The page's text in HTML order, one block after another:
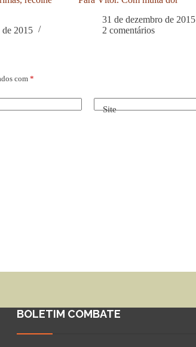
de 2015
31 de dezembro de 2015
2 comentários
com *
Site
BOLETIM COMBATE